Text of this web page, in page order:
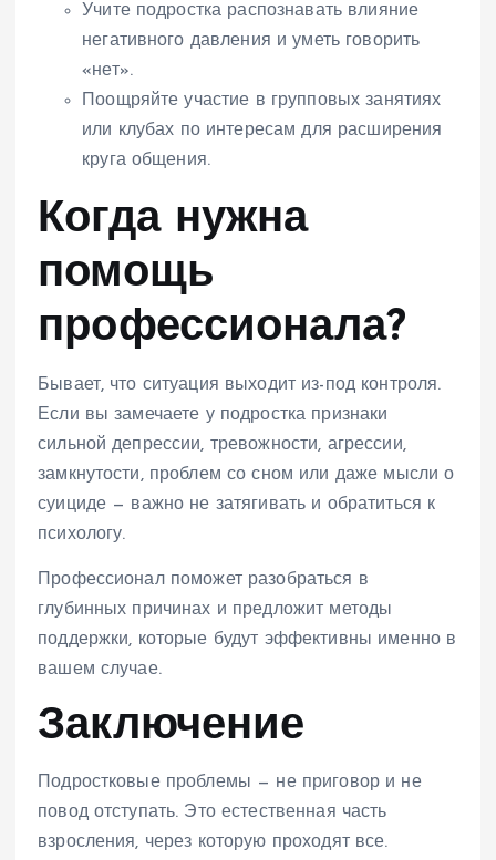
Учите подростка распознавать влияние
негативного давления и уметь говорить
«нет».
Поощряйте участие в групповых занятиях
или клубах по интересам для расширения
круга общения.
Когда нужна
помощь
профессионала?
Бывает, что ситуация выходит из-под контроля.
Если вы замечаете у подростка признаки
сильной депрессии, тревожности, агрессии,
замкнутости, проблем со сном или даже мысли о
суициде — важно не затягивать и обратиться к
психологу.
Профессионал поможет разобраться в
глубинных причинах и предложит методы
поддержки, которые будут эффективны именно в
вашем случае.
Заключение
Подростковые проблемы — не приговор и не
повод отступать. Это естественная часть
взросления, через которую проходят все.